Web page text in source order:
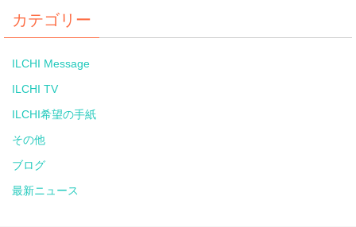
カテゴリー
ILCHI Message
ILCHI TV
ILCHI希望の手紙
その他
ブログ
最新ニュース